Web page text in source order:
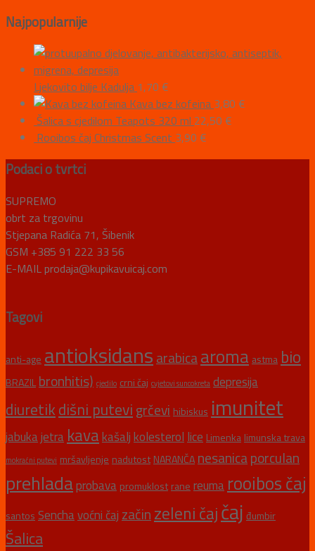
Najpopularnije
Ljekovito bilje Kadulja 1,70 €
Kava bez kofeina 3,80 €
Šalica s cjedilom Teapots 320 ml 22,50 €
Rooibos čaj Christmas Scent 3,90 €
Podaci o tvrtci
SUPREMO
obrt za trgovinu
Stjepana Radića 71, Šibenik
GSM +385 91 222 33 56
E-MAIL prodaja@kupikavuicaj.com
Tagovi
anti-age antioksidansarabicaaroma astma bio
BRAZILbronhitis) cjedilo crni čaj cvjetovi suncokreta depresija
diuretikdišni putevi grčevi hibiskus imunitet
jabukajetra kavakašaljkolesterollice Limenka limunska trava
mokraćni putevi mršavljenje nadutost NARANČAnesanicaporculan
prehladaprobava promuklost rane reuma rooibos čaj
santos Senchavoćni čajzačinzeleni čajčaj đumbir
Šalica